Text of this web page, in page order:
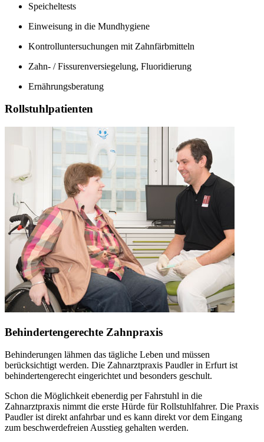
Speicheltests
Einweisung in die Mundhygiene
Kontrolluntersuchungen mit Zahnfärbmitteln
Zahn- / Fissurenversiegelung, Fluoridierung
Ernährungsberatung
Rollstuhlpatienten
Behindertengerechte Zahnpraxis
Behinderungen lähmen das tägliche Leben und müssen
berücksichtigt werden. Die Zahnarztpraxis Paudler in Erfurt ist
behindertengerecht eingerichtet und besonders geschult.
Schon die Möglichkeit ebenerdig per Fahrstuhl in die
Zahnarztpraxis nimmt die erste Hürde für Rollstuhlfahrer. Die Praxis
Paudler ist direkt anfahrbar und es kann direkt vor dem Eingang
zum beschwerdefreien Ausstieg gehalten werden.